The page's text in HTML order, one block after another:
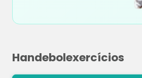
Handebolexercícios